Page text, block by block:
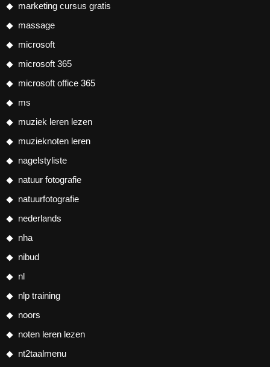
marketing cursus gratis
massage
microsoft
microsoft 365
microsoft office 365
ms
muziek leren lezen
muzieknoten leren
nagelstyliste
natuur fotografie
natuurfotografie
nederlands
nha
nibud
nl
nlp training
noors
noten leren lezen
nt2taalmenu